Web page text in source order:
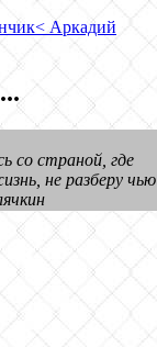
< Аркадий
со страной, где
не разберу